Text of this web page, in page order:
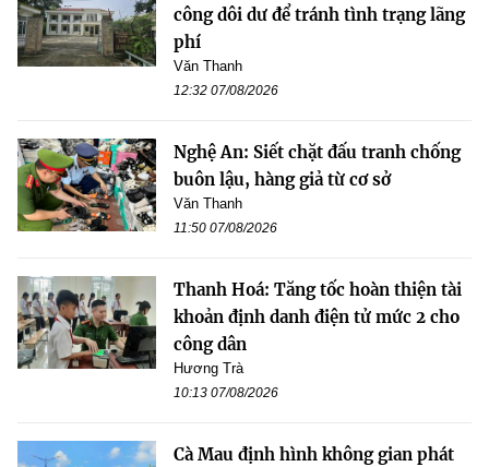
công dôi dư để tránh tình trạng lãng
phí
Văn Thanh
12:32 07/08/2026
Nghệ An: Siết chặt đấu tranh chống
buôn lậu, hàng giả từ cơ sở
Văn Thanh
11:50 07/08/2026
Thanh Hoá: Tăng tốc hoàn thiện tài
khoản định danh điện tử mức 2 cho
công dân
Hương Trà
10:13 07/08/2026
Cà Mau định hình không gian phát